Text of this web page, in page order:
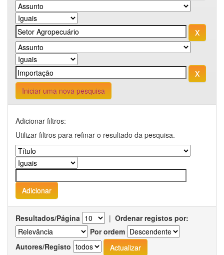
Iniciar uma nova pesquisa
Adicionar filtros:
Utilizar filtros para refinar o resultado da pesquisa.
Resultados/Página | Ordenar registos por:
Por ordem
Autores/Registo